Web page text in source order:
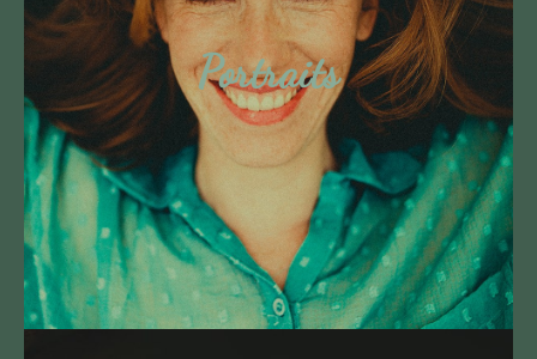
Portraits